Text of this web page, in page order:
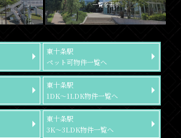
一覧を表示
東十条駅
ペット可物件一覧へ
東十条駅
1DK～1LDK物件一覧へ
東十条駅
3K～3LDK物件一覧へ